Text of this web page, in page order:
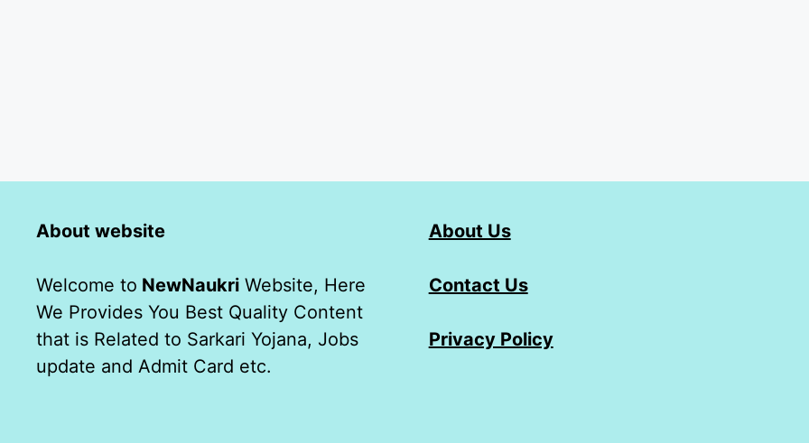
About website
Welcome to NewNaukri Website, Here
We Provides You Best Quality Content
that is Related to Sarkari Yojana, Jobs
update and Admit Card etc.
About Us
Contact Us
Privacy Policy